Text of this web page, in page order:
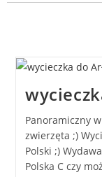
Panoramiczny
zwierzęta ;)
Polski ;)
Polska C czy